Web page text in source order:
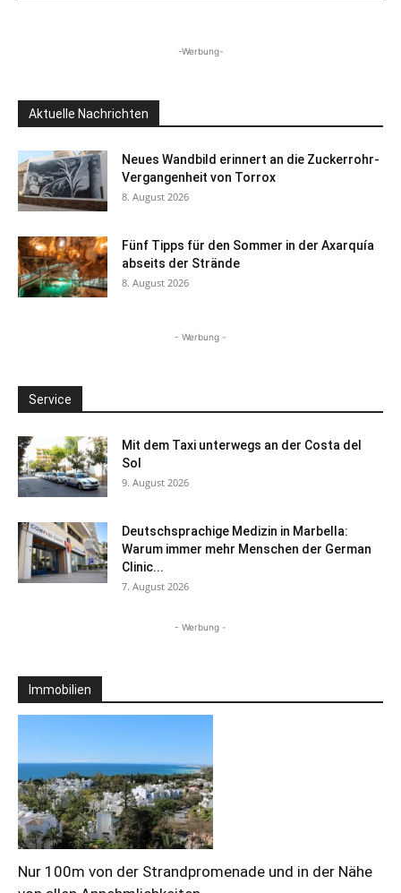
-Werbung-
Aktuelle Nachrichten
Neues Wandbild erinnert an die Zuckerrohr-
Vergangenheit von Torrox
8. August 2026
Fünf Tipps für den Sommer in der Axarquía
abseits der Strände
8. August 2026
- Werbung -
Service
Mit dem Taxi unterwegs an der Costa del
Sol
9. August 2026
Deutschsprachige Medizin in Marbella:
Warum immer mehr Menschen der German
Clinic...
7. August 2026
- Werbung -
Immobilien
Nur 100m von der Strandpromenade und in der Nähe